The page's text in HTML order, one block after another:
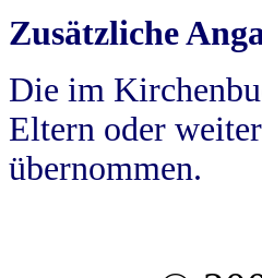
Zusätzliche
Die im
Eltern oder
übernommen.